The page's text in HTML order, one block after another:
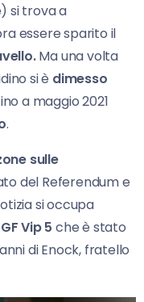
si trova a
essere sparito il
Ma una volta
si è dimesso
a maggio 2021
.
sulle
del Referendum e
si occupa
GF Vip 5 che è stato
di Enock, fratello